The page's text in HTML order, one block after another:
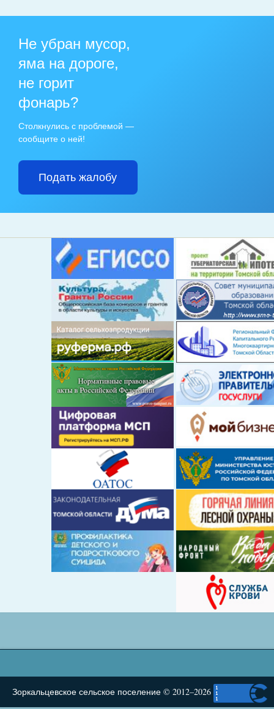
Не убран мусор,
яма на дороге,
не горит
фонарь?
Столкнулись с проблемой —
сообщите о ней!
Подать жалобу
Зоркальцевское сельское поселение © 2012–2026